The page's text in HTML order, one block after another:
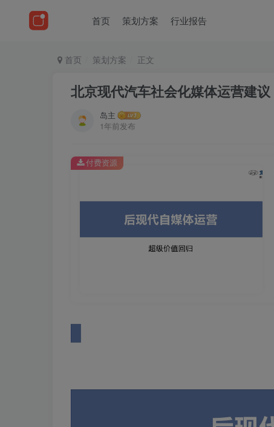
首页 策划方案 行业报告
首页 策划方案 正文
北京现代汽车社会化媒体运营建议
岛主
1年前发布
付费资源